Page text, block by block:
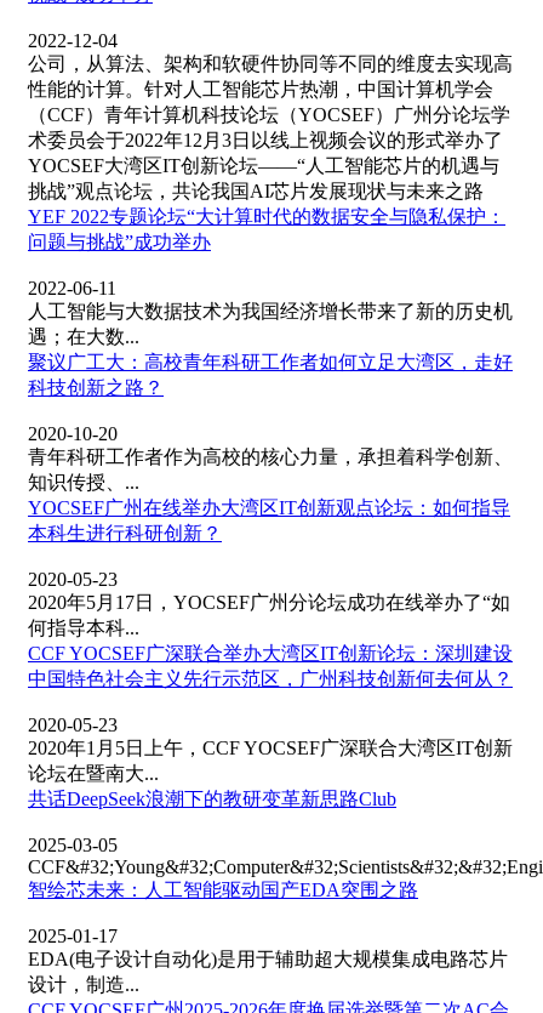
2022-12-04
公司，从算法、架构和软硬件协同等不同的维度去实现高
性能的计算。针对人工智能芯片热潮，中国计算机学会
（CCF）青年计算机科技论坛（YOCSEF）广州分论坛学
术委员会于2022年12月3日以线上视频会议的形式举办了
YOCSEF大湾区IT创新论坛——“人工智能芯片的机遇与
挑战”观点论坛，共论我国AI芯片发展现状与未来之路
YEF 2022专题论坛“大计算时代的数据安全与隐私保护：
问题与挑战”成功举办
2022-06-11
人工智能与大数据技术为我国经济增长带来了新的历史机
遇；在大数...
聚议广工大：高校青年科研工作者如何立足大湾区，走好
科技创新之路？
2020-10-20
青年科研工作者作为高校的核心力量，承担着科学创新、
知识传授、...
YOCSEF广州在线举办大湾区IT创新观点论坛：如何指导
本科生进行科研创新？
2020-05-23
2020年5月17日，YOCSEF广州分论坛成功在线举办了“如
何指导本科...
CCF YOCSEF广深联合举办大湾区IT创新论坛：深圳建设
中国特色社会主义先行示范区，广州科技创新何去何从？
2020-05-23
2020年1月5日上午，CCF YOCSEF广深联合大湾区IT创新
论坛在暨南大...
共话DeepSeek浪潮下的教研变革新思路Club
2025-03-05
智绘芯未来：人工智能驱动国产EDA突围之路
2025-01-17
EDA(电子设计自动化)是用于辅助超大规模集成电路芯片
设计，制造...